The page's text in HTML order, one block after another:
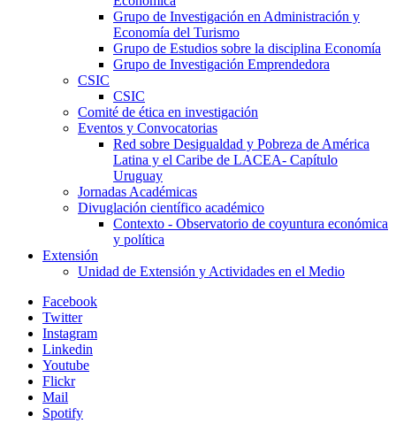
Grupo de Investigación en Administración y
Economía del Turismo
Grupo de Estudios sobre la disciplina Economía
Grupo de Investigación Emprendedora
CSIC
CSIC
Comité de ética en investigación
Eventos y Convocatorias
Red sobre Desigualdad y Pobreza de América
Latina y el Caribe de LACEA- Capítulo
Uruguay
Jornadas Académicas
Divuglación científico académico
Contexto - Observatorio de coyuntura económica
y política
Extensión
Unidad de Extensión y Actividades en el Medio
Facebook
Twitter
Instagram
Linkedin
Youtube
Flickr
Mail
Spotify